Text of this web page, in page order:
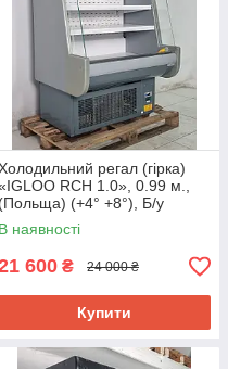
регал (гірка)
RCH 1.0», 0.99 м.,
(Польща) (+4° +8°), Б/у
В наявності
600 ₴ 24 000 ₴
Купити